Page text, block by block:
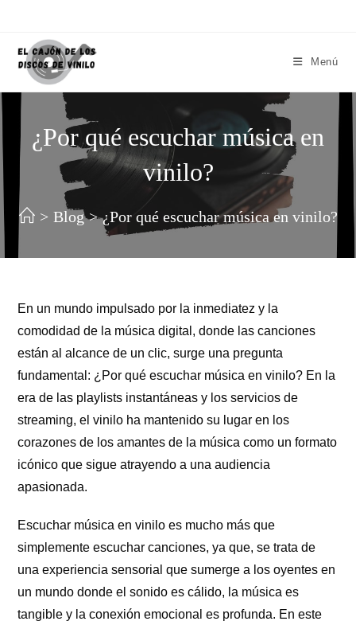
Menú
¿Por qué escuchar música en
vinilo?
> Blog > ¿Por qué escuchar música en vinilo?
En un mundo impulsado por la inmediatez y la
comodidad de la música digital, donde las canciones
están al alcance de un clic, surge una pregunta
fundamental: ¿Por qué escuchar música en vinilo? En la
era de las playlists instantáneas y los servicios de
streaming, el vinilo ha mantenido su lugar en los
corazones de los amantes de la música como un formato
icónico que sigue atrayendo a una audiencia
apasionada.
Escuchar música en vinilo es mucho más que
simplemente escuchar canciones, ya que, se trata de
una experiencia sensorial que sumerge a los oyentes en
un mundo donde el sonido es cálido, la música es
tangible y la conexión emocional es profunda. En este